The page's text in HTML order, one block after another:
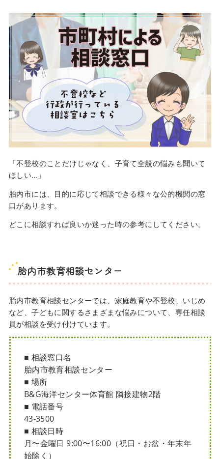
「不登校のことだけじゃなく、子育て全般の悩みも聞いて
ほしい…」
胎内市には、目的に応じて相談できる様々な公的機関の窓
口があります。
どこに相談すれば良いか迷った時の参考にしてください。
胎内市教育相談センター
胎内市教育相談センターでは、家庭教育や不登校、いじめ
など、子どもに関するさまざまな悩みについて、専任相談
員が相談を受け付けています。
■ 相談窓口名
胎内市教育相談センター
■ 場所
B&G海洋センター体育館 隣接建物2階
■ 電話番号
43-3500
■ 相談日時
月〜金曜日 9:00〜16:00（祝日・お盆・年末年
始除く）